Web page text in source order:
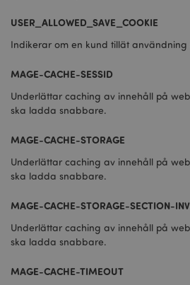
USER_ALLOWED_SAVE_COOKIE
Indikerar om en kund tillät användning
MAGE-CACHE-SESSID
Underlättar caching av innehåll på
ska ladda snabbare.
MAGE-CACHE-STORAGE
Underlättar caching av innehåll på
ska ladda snabbare.
MAGE-CACHE-STORAGE-SECTION-
Underlättar caching av innehåll på
ska ladda snabbare.
MAGE-CACHE-TIMEOUT